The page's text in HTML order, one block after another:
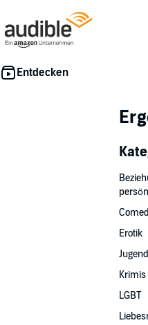
Erotik
LGBT